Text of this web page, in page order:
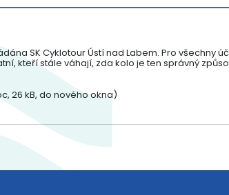
SK Cyklotour Ústí nad Labem. Pro všechny
kteří stále váhají, zda kolo je ten správný
26 kB, do nového okna)